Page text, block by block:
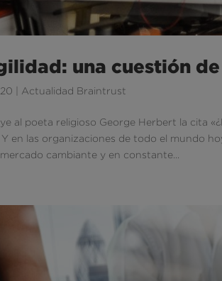
una cuestión
Actualidad Braintrust
al poeta religioso George Herbert la cita
Y en las organizaciones de todo el mundo
cambiante y en constante...